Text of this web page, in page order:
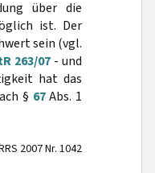
über die
ist. Der
sein (vgl.
263/07 - und
hat das
§ 67Abs. 1
2007 Nr. 1042